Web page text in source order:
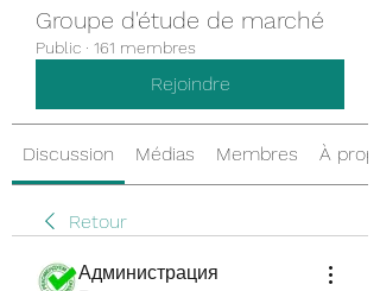
Groupe d'étude de marché
Public · 161 membres
Rejoindre
Discussion Médias Membres À
Retour
Администрация